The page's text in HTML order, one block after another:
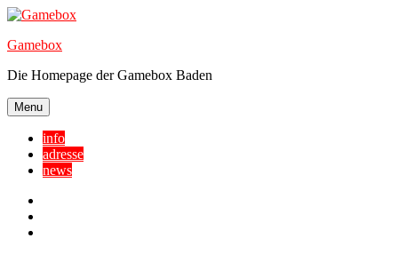
Skip
content
Gamebox
Die Homepage der Gamebox Baden
Menu
info
adresse
news